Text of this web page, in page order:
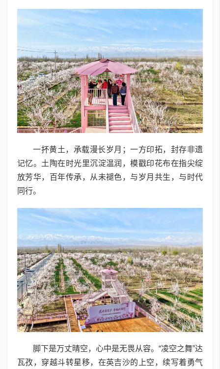
一抔黄土，承载漫长岁月；一方印拓，封存非遗
记忆。土陶在时光里沉淀温润，模戳印花布在指尖绽
放芳华，百年传承，从未褪色，与岁月共生，与时代
同行。
脚下是万丈晴空，心中是无畏从容。“凌空之舞”达
瓦孜，穿越斗转星移，在英吉沙的上空，续写着勇气